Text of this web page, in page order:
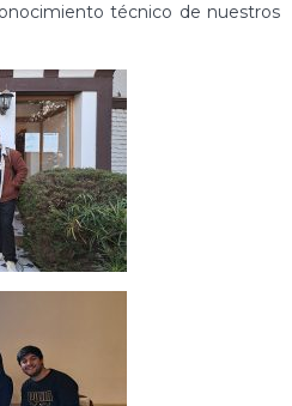
técnico de nuestros